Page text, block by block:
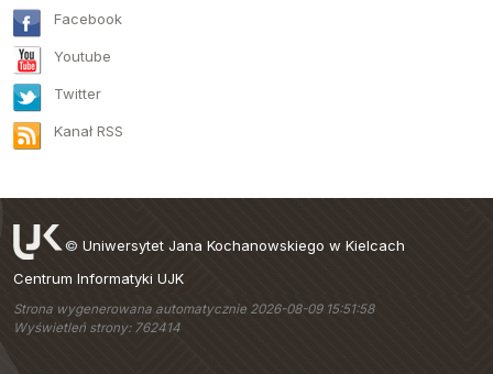
Facebook
Youtube
Twitter
Kanał RSS
© Uniwersytet Jana Kochanowskiego w Kielcach
Centrum Informatyki UJK
Strona wygenerowana automatycznie 2026-08-09 15:51:58
Wyświetleń strony: 762414